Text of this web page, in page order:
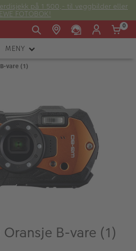
på 1 500,- til veggbilder eller
FOTOBOK!
20:00
E-post:
kundeservice@japanphoto.no
0
MENY
vare (1)
B-vare (1)